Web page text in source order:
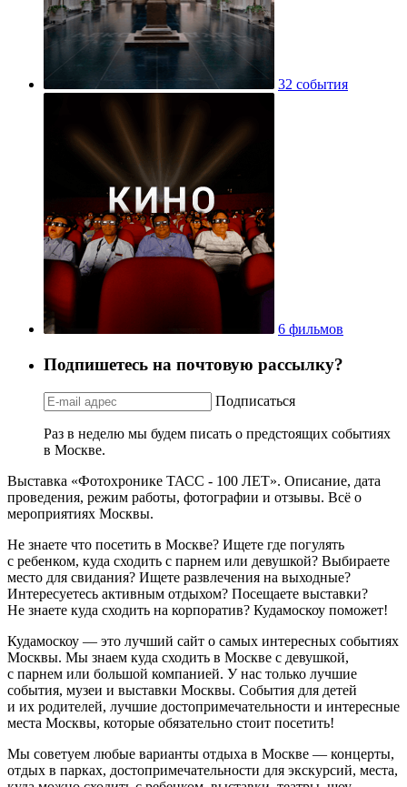
32 события
6 фильмов
Подпишетесь на почтовую рассылку?
Подписаться
Раз в неделю мы будем писать о предстоящих событиях
в Москве.
Выставка «Фотохронике ТАСС - 100 ЛЕТ». Описание, дата
проведения, режим работы, фотографии и отзывы. Всё о
мероприятиях Москвы.
Не знаете что посетить в Москве? Ищете где погулять
с ребенком, куда сходить с парнем или девушкой? Выбираете
место для свидания? Ищете развлечения на выходные?
Интересуетесь активным отдыхом? Посещаете выставки?
Не знаете куда сходить на корпоратив? Кудамоскоу поможет!
Кудамоскоу — это лучший сайт о самых интересных событиях
Москвы. Мы знаем куда сходить в Москве с девушкой,
с парнем или большой компанией. У нас только лучшие
события, музеи и выставки Москвы. События для детей
и их родителей, лучшие достопримечательности и интересные
места Москвы, которые обязательно стоит посетить!
Мы советуем любые варианты отдыха в Москве — концерты,
отдых в парках, достопримечательности для экскурсий, места,